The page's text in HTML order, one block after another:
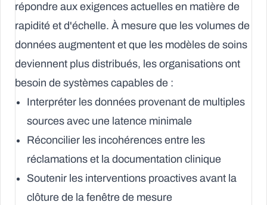
répondre aux exigences actuelles en matière de
rapidité et d'échelle. À mesure que les volumes de
données augmentent et que les modèles de soins
deviennent plus distribués, les organisations ont
besoin de systèmes capables de :
Interpréter les données provenant de multiples
sources avec une latence minimale
Réconcilier les incohérences entre les
réclamations et la documentation clinique
Soutenir les interventions proactives avant la
clôture de la fenêtre de mesure